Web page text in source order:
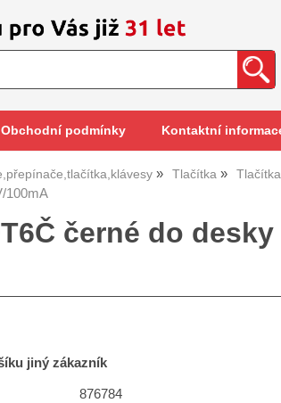
Obchodní podmínky Kontaktní
Tlačítka
100mA
černé do
jiný zákazník
876784